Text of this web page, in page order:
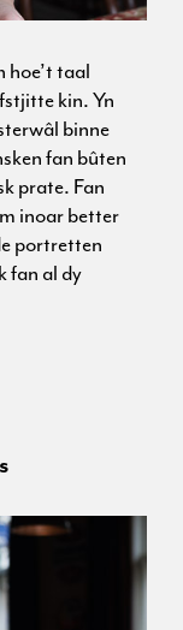
hoe’t taal
kin. Yn
binne
fan bûten
prate. Fan
inoar better
portretten
fan al dy